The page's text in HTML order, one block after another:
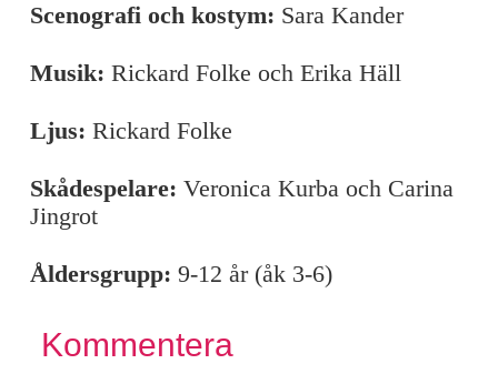
Scenografi och kostym: Sara Kander
Musik: Rickard Folke och Erika Häll
Ljus: Rickard Folke
Skådespelare: Veronica Kurba och Carina
Jingrot
Åldersgrupp: 9-12 år (åk 3-6)
Kommentera